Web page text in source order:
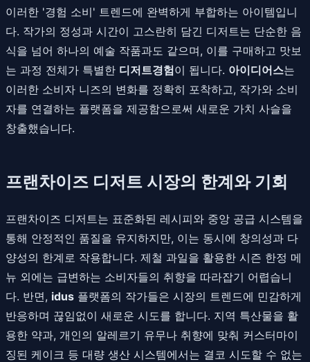
이러한 '경험 소비' 트렌드에 완벽하게 부합하는 아이템입니
다. 작가의 정성과 시간이 고스란히 담긴 디저트는 단순한 음
식을 넘어 하나의 예술 작품과도 같으며, 이를 구매하고 맛보
는 과정 전체가 특별한 디저트경험이 됩니다. 아이디어스는
이러한 소비자 니즈의 변화를 정확히 포착하고, 작가와 소비
자를 연결하는 플랫폼을 제공함으로써 새로운 가치 사슬을
창출했습니다.
프랜차이즈 디저트 시장의 한계와 기회
프랜차이즈 디저트는 표준화된 레시피와 중앙 공급 시스템을
통해 안정적인 품질을 유지하지만, 이는 동시에 창의성과 다
양성의 한계로 작용합니다. 제철 과일을 활용한 시즌 한정 메
뉴 외에는 급변하는 소비자들의 취향을 따라잡기 어렵습니
다. 반면, idus 플랫폼의 작가들은 시장의 트렌드에 민감하게
반응하며 끊임없이 새로운 시도를 합니다. 지역 특산물을 활
용한 약과, 개인의 알레르기 유무나 취향에 맞춰 커스터마이
징된 케이크 등 대량 생산 시스템에서는 결코 시도할 수 없는